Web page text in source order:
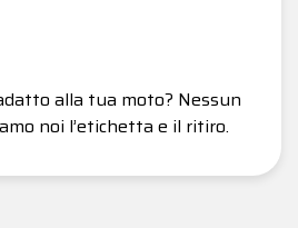
alla tua moto? Nessun
noi l’etichetta e il ritiro.